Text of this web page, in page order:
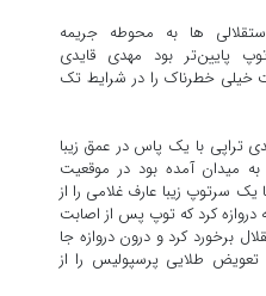
استقلالی ها به محوطه جریمه
پایین‌تر بود مهدی قایدی
خطرناک را در شرایط تک
پرسپولیس) دقیقه ۵۰: مهدی تراپی با یک پاس در عمق زیبا
میدان آمده بود در موقعیت
سرتوپ زیبا عارف غلامی را از
کرد که توپ پس از اصابت
برخورد کرد و درون دروازه جا
طلایی پرسپولیس را از